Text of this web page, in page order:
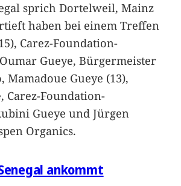
sprich Dortelweil, Mainz
haben bei einem Treffen
Carez-Foundation-
Gueye, Bürgermeister
Mamadoue Gueye (13),
Carez-Foundation-
Gueye und Jürgen
Organics.
ankommt